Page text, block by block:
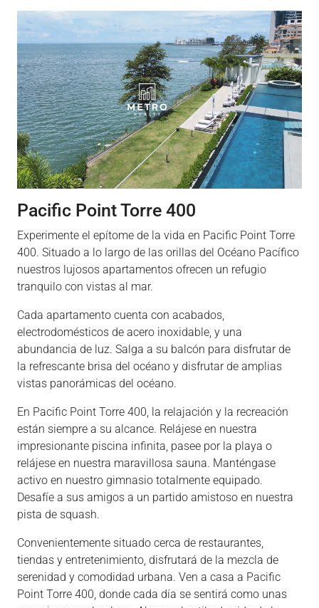
Pacific Point Torre 400
Experimente el epítome de la vida en Pacific Point Torre
400. Situado a lo largo de las orillas del Océano Pacífico
nuestros lujosos apartamentos ofrecen un refugio
tranquilo con vistas al mar.
Cada apartamento cuenta con acabados,
electrodomésticos de acero inoxidable, y una
abundancia de luz. Salga a su balcón para disfrutar de
la refrescante brisa del océano y disfrutar de amplias
vistas panorámicas del océano.
En Pacific Point Torre 400, la relajación y la recreación
están siempre a su alcance. Relájese en nuestra
impresionante piscina infinita, pasee por la playa o
relájese en nuestra maravillosa sauna. Manténgase
activo en nuestro gimnasio totalmente equipado.
Desafíe a sus amigos a un partido amistoso en nuestra
pista de squash.
Convenientemente situado cerca de restaurantes,
tiendas y entretenimiento, disfrutará de la mezcla de
serenidad y comodidad urbana. Ven a casa a Pacific
Point Torre 400, donde cada día se sentirá como unas